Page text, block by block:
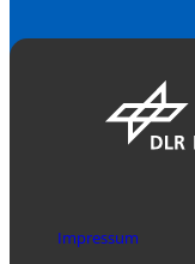
Impressum